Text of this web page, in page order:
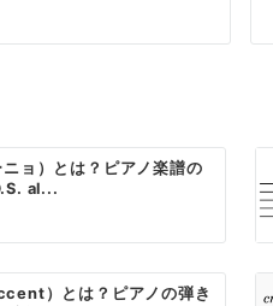
ョ）とは？ピアノ楽譜の
al...
）とは？ピアノの弾き